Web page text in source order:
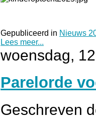
Gepubliceerd in Nieuws
Lees meer...
woensdag,
Parelorde
Geschreven